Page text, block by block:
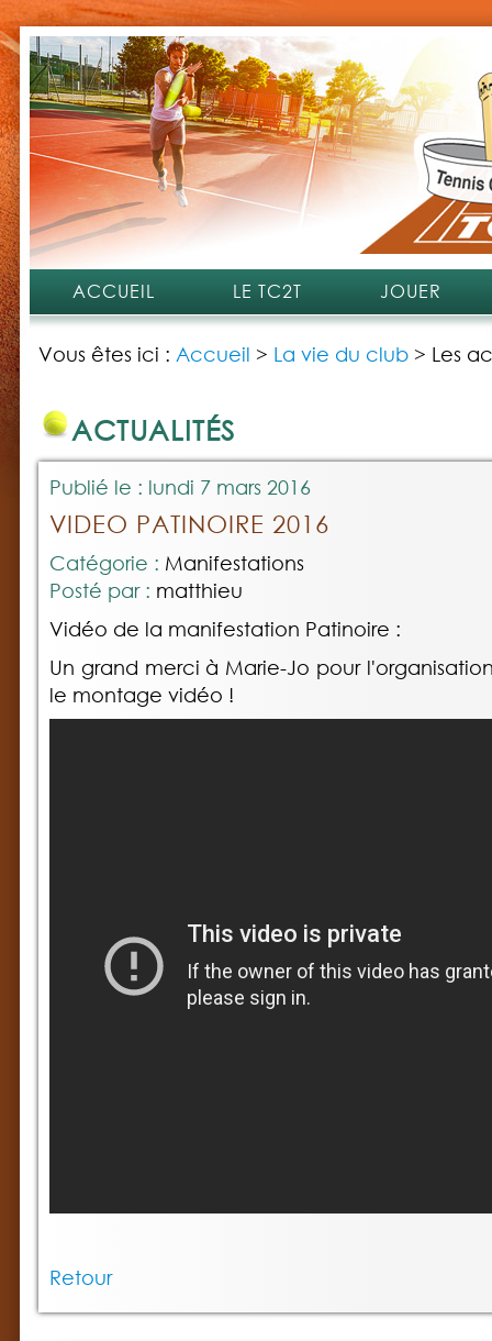
ACCUEIL LE TC2T JOUER
Vous êtes ici : Accueil > La vie du club > Les
ACTUALITÉS
Publié le : lundi 7 mars 2016
VIDEO PATINOIRE 2016
Catégorie : Manifestations
Posté par : matthieu
Vidéo de la manifestation Patinoire :
Un grand merci à Marie-Jo pour
le montage vidéo !
Retour